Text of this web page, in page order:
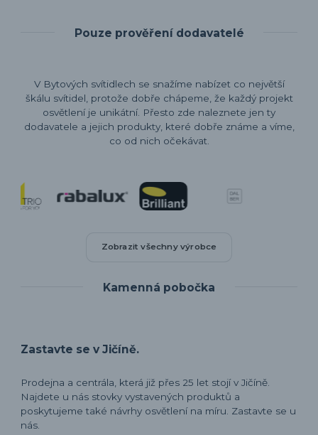
Pouze prověření dodavatelé
V Bytových svítidlech se snažíme nabízet co největší
škálu svítidel, protože dobře chápeme, že každý projekt
osvětlení je unikátní. Přesto zde naleznete jen ty
dodavatele a jejich produkty, které dobře známe a víme,
co od nich očekávat.
Zobrazit všechny výrobce
Kamenná pobočka
Zastavte se v Jičíně.
Prodejna a centrála, která již přes 25 let stojí v Jičíně.
Najdete u nás stovky vystavených produktů a
poskytujeme také návrhy osvětlení na míru. Zastavte se u
nás.